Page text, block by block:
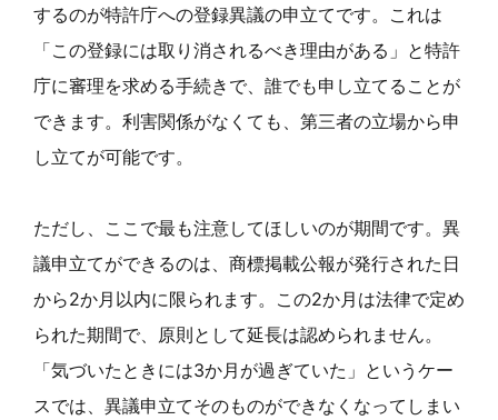
するのが特許庁への登録異議の申立てです。これは
「この登録には取り消されるべき理由がある」と特許
庁に審理を求める手続きで、誰でも申し立てることが
できます。利害関係がなくても、第三者の立場から申
し立てが可能です。
ただし、ここで最も注意してほしいのが期間です。異
議申立てができるのは、商標掲載公報が発行された日
から2か月以内に限られます。この2か月は法律で定め
られた期間で、原則として延長は認められません。
「気づいたときには3か月が過ぎていた」というケー
スでは、異議申立てそのものができなくなってしまい